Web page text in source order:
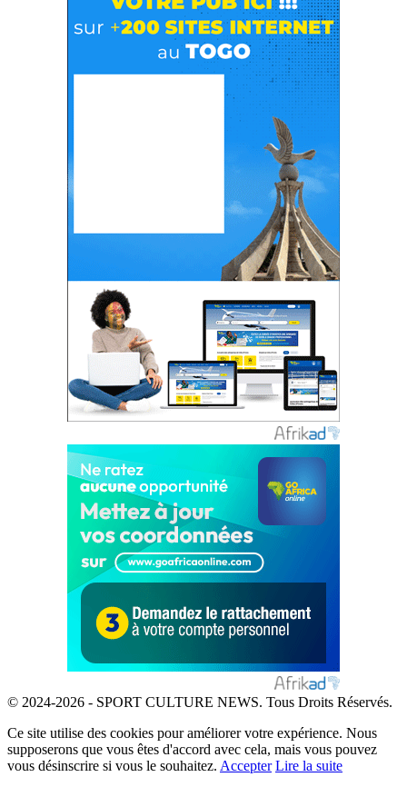
© 2024-2026 - SPORT CULTURE NEWS. Tous Droits Réservés.
Ce site utilise des cookies pour améliorer votre expérience. Nous
supposerons que vous êtes d'accord avec cela, mais vous pouvez
vous désinscrire si vous le souhaitez. Accepter Lire la suite